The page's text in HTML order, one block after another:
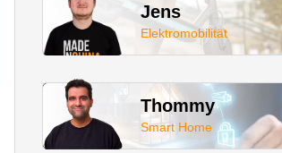
Jens
Elektromobilität
Thommy
Smart Home